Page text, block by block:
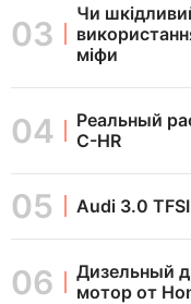
Чи
міфи
Реальный
C-HR
Audi 3.0
Дизельный
мотор от